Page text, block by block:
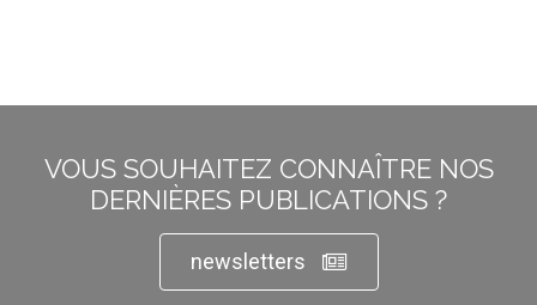
VOUS SOUHAITEZ CONNAÎTRE NOS
DERNIÈRES PUBLICATIONS ?
newsletters